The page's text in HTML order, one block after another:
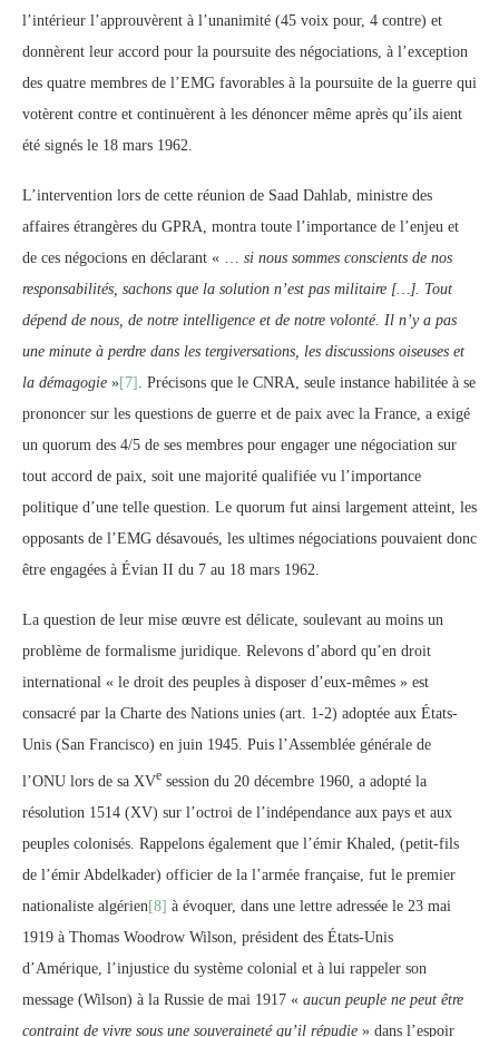
l’intérieur l’approuvèrent à l’unanimité (45 voix pour, 4 contre) et
donnèrent leur accord pour la poursuite des négociations, à l’exception
des quatre membres de l’EMG favorables à la poursuite de la guerre qui
votèrent contre et continuèrent à les dénoncer même après qu’ils aient
été signés le 18 mars 1962.
L’intervention lors de cette réunion de Saad Dahlab, ministre des
affaires étrangères du GPRA, montra toute l’importance de l’enjeu et
de ces négocions en déclarant « … si nous sommes conscients de nos
responsabilités, sachons que la solution n’est pas militaire […]. Tout
dépend de nous, de notre intelligence et de notre volonté. Il n’y a pas
une minute à perdre dans les tergiversations, les discussions oiseuses et
la démagogie »[7] . Précisons que le CNRA, seule instance habilitée à se
prononcer sur les questions de guerre et de paix avec la France, a exigé
un quorum des 4/5 de ses membres pour engager une négociation sur
tout accord de paix, soit une majorité qualifiée vu l’importance
politique d’une telle question. Le quorum fut ainsi largement atteint, les
opposants de l’EMG désavoués, les ultimes négociations pouvaient donc
être engagées à Évian II du 7 au 18 mars 1962.
La question de leur mise œuvre est délicate, soulevant au moins un
problème de formalisme juridique. Relevons d’abord qu’en droit
international « le droit des peuples à disposer d’eux-mêmes » est
consacré par la Charte des Nations unies (art. 1-2) adoptée aux États-
Unis (San Francisco) en juin 1945. Puis l’Assemblée générale de
l’ONU lors de sa XVe session du 20 décembre 1960, a adopté la
résolution 1514 (XV) sur l’octroi de l’indépendance aux pays et aux
peuples colonisés. Rappelons également que l’émir Khaled, (petit-fils
de l’émir Abdelkader) officier de la l’armée française, fut le premier
nationaliste algérien[8] à évoquer, dans une lettre adressée le 23 mai
1919 à Thomas Woodrow Wilson, président des États-Unis
d’Amérique, l’injustice du système colonial et à lui rappeler son
message (Wilson) à la Russie de mai 1917 « aucun peuple ne peut être
contraint de vivre sous une souveraineté qu’il répudie » dans l’espoir